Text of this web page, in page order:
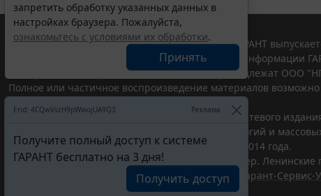
запретить обработку указанных данных в
настройках браузера. Пожалуйста,
ознакомьтесь с условиями их обработки.
Принять
Erid: 4CQwVszH9pWwojUA9Q3 Реклама
Получите полный доступ к системе
ГАРАНТ бесплатно на 3 дня!
Получить доступ
© ООО "НПП "ГАРАНТ-СЕРВИС", 2026. Система ГАРАНТ
участниками Российской ассоциации правовой информации
Все права на материалы сайта ГАРАНТ.РУ принадлежат ООО
Полное или частичное воспроизведение материалов
Портал ГАРАНТ.РУ зарегистрирован в качестве сетевого
надзору в сфере связи,информационных технологий и
(Роскомнадзором), Эл № ФС77-58365 от 18 июня 2014 года.
ООО "НПП "ГАРАНТ-СЕРВИС", 119234, г. Москва, тер. Ленинские
Разработчик ЭПС Система ГАРАНТ – ООО "НПП "
Гарант-